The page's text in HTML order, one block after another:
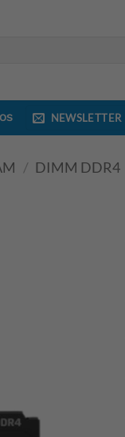
NEWSLETTER
/ DIMM DDR4